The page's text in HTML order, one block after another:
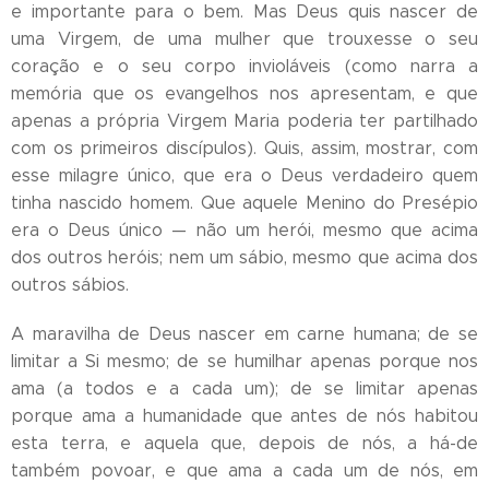
e importante para o bem. Mas Deus quis nascer de
uma Virgem, de uma mulher que trouxesse o seu
coração e o seu corpo invioláveis (como narra a
memória que os evangelhos nos apresentam, e que
apenas a própria Virgem Maria poderia ter partilhado
com os primeiros discípulos). Quis, assim, mostrar, com
esse milagre único, que era o Deus verdadeiro quem
tinha nascido homem. Que aquele Menino do Presépio
era o Deus único — não um herói, mesmo que acima
dos outros heróis; nem um sábio, mesmo que acima dos
outros sábios.
A maravilha de Deus nascer em carne humana; de se
limitar a Si mesmo; de se humilhar apenas porque nos
ama (a todos e a cada um); de se limitar apenas
porque ama a humanidade que antes de nós habitou
esta terra, e aquela que, depois de nós, a há-de
também povoar, e que ama a cada um de nós, em